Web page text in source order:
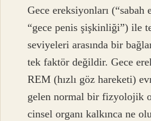
Gece ereksiyonları (“sabah
“gece penis şişkinliği”) ile
seviyeleri arasında bir
tek faktör değildir. Gece
REM (hızlı göz hareketi)
gelen normal bir fizyolojik
cinsel organı kalkınca ne